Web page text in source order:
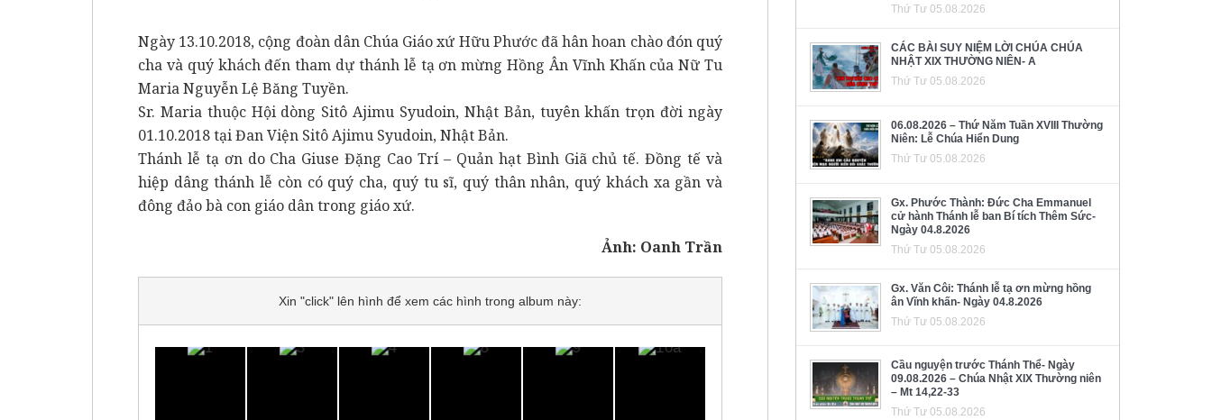
Ngày 13.10.2018, cộng đoàn dân Chúa Giáo xứ Hữu Phước đã hân hoan chào đón quý
cha và quý khách đến tham dự thánh lễ tạ ơn mừng Hồng Ân Vĩnh Khấn của Nữ Tu
Maria Nguyễn Lệ Băng Tuyền.
Sr. Maria thuộc Hội dòng Sitô Ajimu Syudoin, Nhật Bản, tuyên khấn trọn đời ngày
01.10.2018 tại Đan Viện Sitô Ajimu Syudoin, Nhật Bản.
Thánh lễ tạ ơn do Cha Giuse Đặng Cao Trí – Quản hạt Bình Giã chủ tế. Đồng tế và
hiệp dâng thánh lễ còn có quý cha, quý tu sĩ, quý thân nhân, quý khách xa gần và
đông đảo bà con giáo dân trong giáo xứ.
Ảnh: Oanh Trần
Xin "click" lên hình để xem các hình trong album này:
Thứ Tư 05.08.2026
CÁC BÀI SUY NIỆM LỜI CHÚA CHÚA
NHẬT XIX THƯỜNG NIÊN- A
Thứ Tư 05.08.2026
06.08.2026 – Thứ Năm Tuần XVIII Thường
Niên: Lễ Chúa Hiển Dung
Thứ Tư 05.08.2026
Gx. Phước Thành: Đức Cha Emmanuel
cử hành Thánh lễ ban Bí tích Thêm Sức-
Ngày 04.8.2026
Thứ Tư 05.08.2026
Gx. Văn Côi: Thánh lễ tạ ơn mừng hồng
ân Vĩnh khấn- Ngày 04.8.2026
Thứ Tư 05.08.2026
Cầu nguyện trước Thánh Thể- Ngày
09.08.2026 – Chúa Nhật XIX Thường niên
– Mt 14,22-33
Thứ Tư 05.08.2026